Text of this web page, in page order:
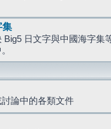
集
Big5 日文字與中國海字集
論中的各類文件